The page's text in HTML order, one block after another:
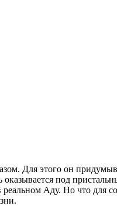
Для этого он
оказывается под
Аду. Но что для